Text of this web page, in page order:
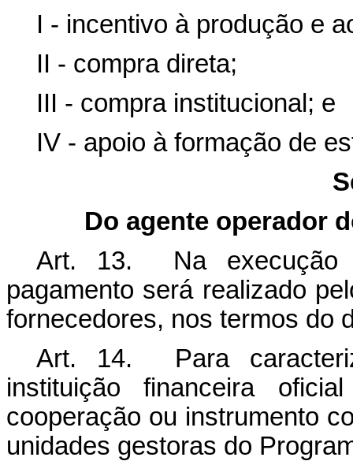
I - incentivo à produção e
II - compra direta;
III - compra institucional; e
IV - apoio à formação de
Do agente operador
Art. 13. Na execução
pagamento será realizado
fornecedores, nos termos do
Art. 14. Para
instituição financeira
cooperação ou instrumento
unidades gestoras do